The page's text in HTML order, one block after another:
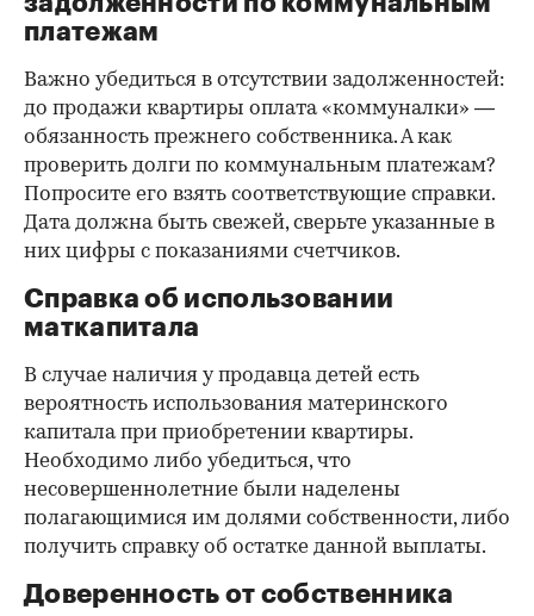
платежам
Важно убедиться в отсутствии задолженностей:
до продажи квартиры оплата «коммуналки» —
обязанность прежнего собственника. А как
проверить долги по коммунальным платежам?
Попросите его взять соответствующие справки.
Дата должна быть свежей, сверьте указанные в
них цифры с показаниями счетчиков.
Справка об использовании
маткапитала
В случае наличия у продавца детей есть
вероятность использования материнского
капитала при приобретении квартиры.
Необходимо либо убедиться, что
несовершеннолетние были наделены
полагающимися им долями собственности, либо
получить справку об остатке данной выплаты.
Доверенность от собственника